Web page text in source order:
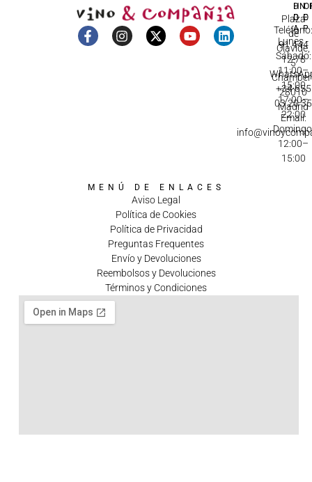
Plaza
de
Olavide,
5
28010
Madrid
DE
Lunes -
Sábado:
11:00–
15:00
17:00–
22:00
12:00–
15:00
91 444
12 78
+34 655
03 20 35
Email:
MENÚ DE ENLACES
Aviso Legal
Política de Cookies
Política de Privacidad
Preguntas Frequentes
Envío y Devoluciones
Reembolsos y Devoluciones
Términos y Condiciones